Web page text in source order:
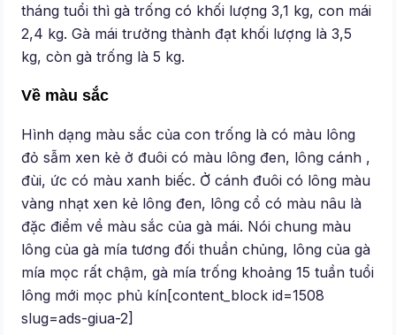
tháng tuổi thì gà trống có khối lượng 3,1 kg, con mái
2,4 kg. Gà mái trưởng thành đạt khối lượng là 3,5
kg, còn gà trống là 5 kg.
Về màu sắc
Hình dạng màu sắc của con trống là có màu lông
đỏ sẫm xen kẻ ở đuôi có màu lông đen, lông cánh ,
đùi, ức có màu xanh biếc. Ở cánh đuôi có lông màu
vàng nhạt xen kẻ lông đen, lông cổ có màu nâu là
đặc điểm về màu sắc của gà mái. Nói chung màu
lông của gà mía tương đối thuần chủng, lông của gà
mía mọc rất chậm, gà mía trống khoảng 15 tuần tuổi
lông mới mọc phủ kín[content_block id=1508
slug=ads-giua-2]